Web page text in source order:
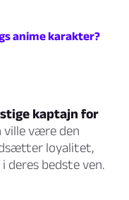
anime karakter?
kaptajn for
ville være den
loyalitet,
deres bedste ven.